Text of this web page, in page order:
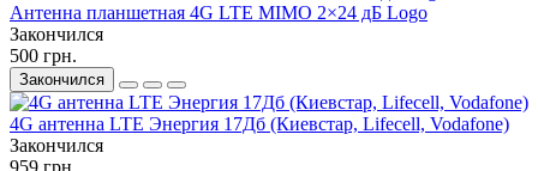
Антенна планшетная 4G LTE MIMO 2×24 дБ Logo
Закончился
500 грн.
Закончился
4G антенна LTE Энергия 17Дб (Киевстар, Lifecell, Vodafone)
Закончился
959 грн.